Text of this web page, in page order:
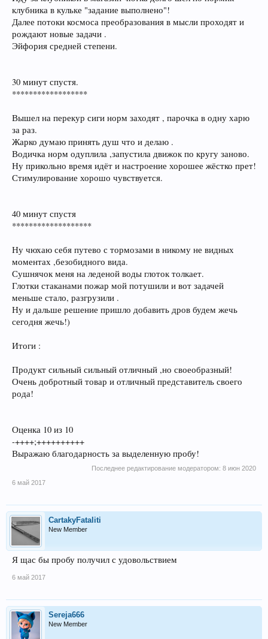
клубника в кульке "задание выполнено"!
Далее потоки космоса преобразования в мысли проходят и
рождают новые задачи .
Эйфория средней степени.
30 минут спустя.
******************
Вышел на перекур сиги норм заходят , парочка в одну харю
за раз.
Жарко думаю принять душ что и делаю .
Водичка норм одуплила ,запустила движок по кругу заново.
Ну прикольно время идёт и настроение хорошее жёстко прет!
Стимулирование хорошо чувствуется.
40 минут спустя
*******************
Ну чюхаю себя путево с тормозами в никому не видных
моментах ,безобидного вида.
Сушнячок меня на леденой воды глоток толкает.
Глотки стаканами пожар мой потушили и вот задачей
меньше стало, разгрузили .
Ну и дальше решение пришло добавить дров будем жечь
сегодня жечь!)
Итоги :
Продукт сильный сильный отличный ,но своеобразный!
Очень добротный товар и отличный представитель своего
рода!
Оценка 10 из 10
-++++;++++++++++
Выражаю благодарность за выделенную пробу!
Последнее редактирование модератором: 8 июн 2020
6 май 2017
CartakyFataliti
New Member
Я щас бы пробу получил с удовольствием
6 май 2017
Sereja666
New Member